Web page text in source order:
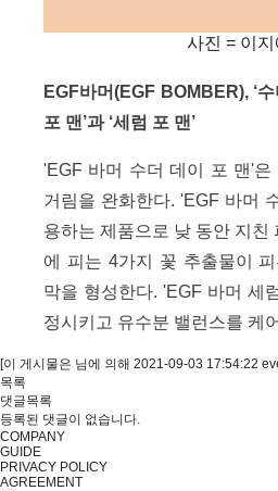
사진 = 이지
EGF바머(EGF BOMBER), ‘
포 맨’과 ‘세럼 포 맨’
'EGF 바머 수더 데이 포 맨'
거림을 완화한다. 'EGF 바머
용하는 제품으로 낮 동안 지친
에 피는 4가지 꽃 추출물이
막을 형성한다. 'EGF 바머 세
정시키고 유수분 밸런스를 케
[이 게시물은 님에 의해 2021-09-03 17:54:22
목록
댓글목록
등록된 댓글이 없습니다.
COMPANY
GUIDE
PRIVACY POLICY
AGREEMENT